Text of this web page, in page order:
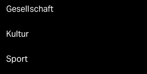
Gesellschaft
Kultur
Sport